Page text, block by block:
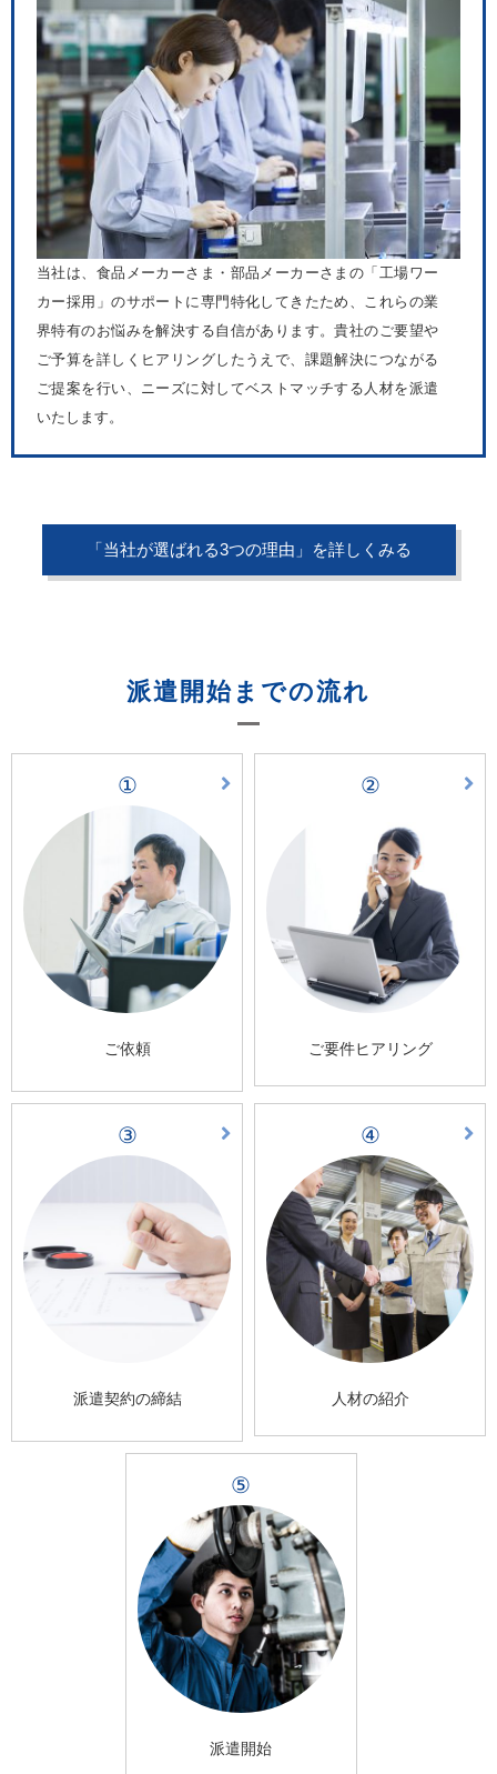
当社は、食品メーカーさま・部品メーカーさまの「工場ワー
カー採用」のサポートに専門特化してきたため、これらの業
界特有のお悩みを解決する自信があります。貴社のご要望や
ご予算を詳しくヒアリングしたうえで、課題解決につながる
ご提案を行い、ニーズに対してベストマッチする人材を派遣
いたします。
「当社が選ばれる3つの理由」を詳しくみる
派遣開始までの流れ
①
ご依頼
②
ご要件ヒアリング
③
派遣契約の締結
④
人材の紹介
⑤
派遣開始